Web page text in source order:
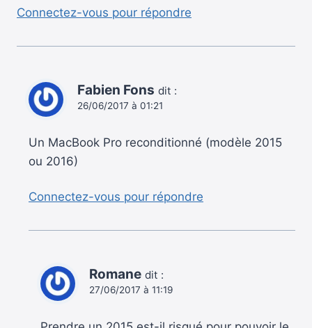
Connectez-vous pour répondre
Fabien Fons dit :
26/06/2017 à 01:21
Un MacBook Pro reconditionné (modèle 2015
ou 2016)
Connectez-vous pour répondre
Romane dit :
27/06/2017 à 11:19